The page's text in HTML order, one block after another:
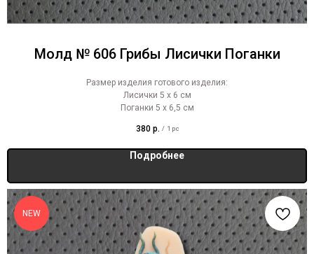
Молд № 606 Грибы Лисички Поганки
Размер изделия готового изделия:
Лисички 5 х 6 см
Поганки 5 х 6,5 см
380 р. / 1 pc
Подробнее
NEW